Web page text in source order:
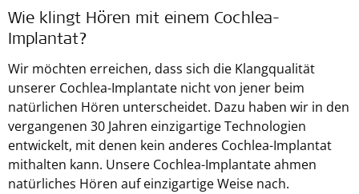
Wie klingt Hören mit einem Cochlea-
Implantat?
Wir möchten erreichen, dass sich die Klangqualität
unserer Cochlea-Implantate nicht von jener beim
natürlichen Hören unterscheidet. Dazu haben wir in den
vergangenen 30 Jahren einzigartige Technologien
entwickelt, mit denen kein anderes Cochlea-Implantat
mithalten kann. Unsere Cochlea-Implantate ahmen
natürliches Hören auf einzigartige Weise nach.